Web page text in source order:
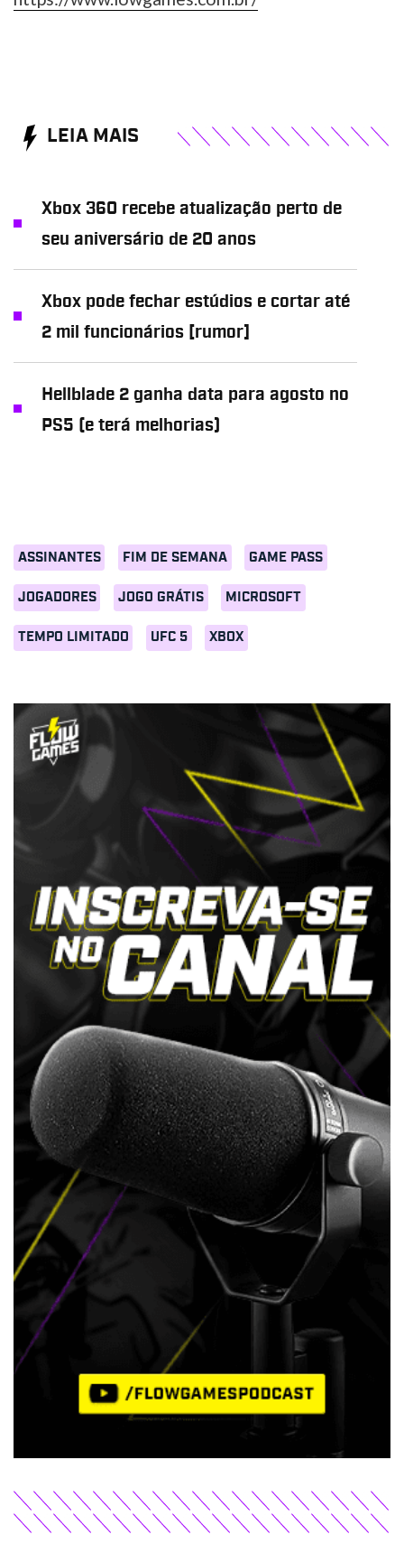
ASSINANTES FIM DE SEMANA GAME PASS
JOGADORES JOGO GRÁTIS MICROSOFT
TEMPO LIMITADO UFC 5 XBOX
LEIA MAIS
Xbox 360 recebe atualização perto de
seu aniversário de 20 anos
Xbox pode fechar estúdios e cortar até
2 mil funcionários [rumor]
Hellblade 2 ganha data para agosto no
PS5 (e terá melhorias)